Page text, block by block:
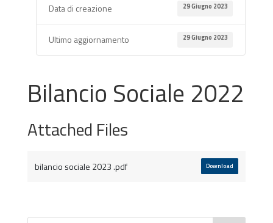
Data di creazione 29 Giugno 2023
Ultimo aggiornamento 29 Giugno 2023
Bilancio Sociale 2022
Attached Files
bilancio sociale 2023 .pdf Download